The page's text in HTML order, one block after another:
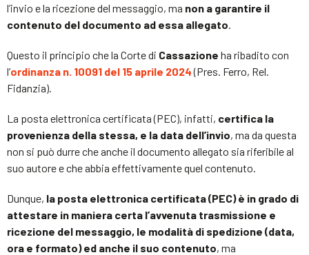
l’invio e la ricezione del messaggio, ma non a garantire il
contenuto del documento ad essa allegato.
Questo il principio che la Corte di Cassazione ha ribadito con
l’ordinanza n. 10091 del 15 aprile 2024(Pres. Ferro, Rel.
Fidanzia).
La posta elettronica certificata (PEC), infatti, certifica la
provenienza della stessa, e la data dell’invio, ma da questa
non si può durre che anche il documento allegato sia riferibile al
suo autore e che abbia effettivamente quel contenuto.
Dunque, la posta elettronica certificata (PEC) è in grado di
attestare in maniera certa l’avvenuta trasmissione e
ricezione del messaggio, le modalità di spedizione (data,
ora e formato) ed anche il suo contenuto, ma